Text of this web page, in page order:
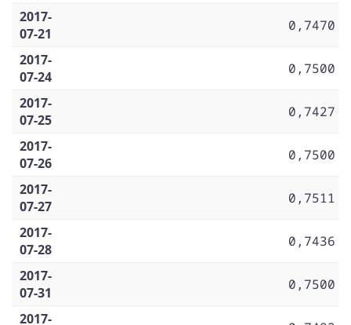
2017-
07-21
0,7470
2017-
07-24
0,7500
2017-
07-25
0,7427
2017-
07-26
0,7500
2017-
07-27
0,7511
2017-
07-28
0,7436
2017-
07-31
0,7500
2017-